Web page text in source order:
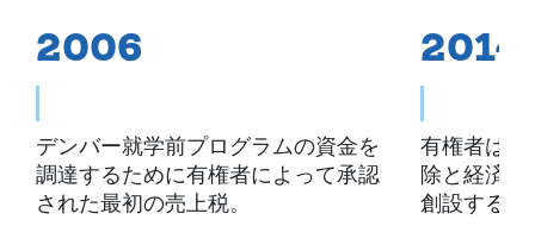
2006
デンバー就学前プログラムの資金を
調達するために有権者によって承認
された最初の売上税。
2014
有権者は、
除と経済
創設するた